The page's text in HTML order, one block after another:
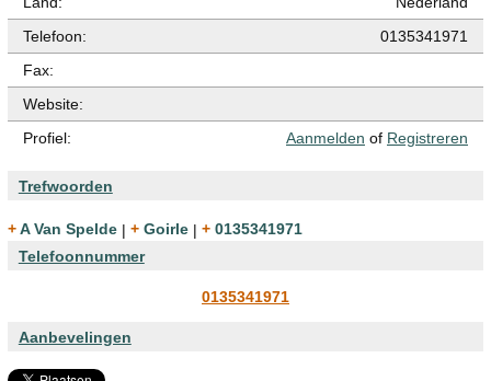
Telefoon:
0135341971
Fax:
Website:
Profiel:
Aanmelden of Registreren
Trefwoorden
+ A Van Spelde | + Goirle |
+ 0135341971
Telefoonnummer
0135341971
Aanbevelingen